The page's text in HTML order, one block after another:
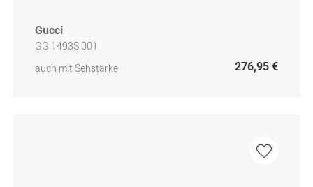
Gucci
GG 1493S 001
auch mit Sehstärke
276,95 €